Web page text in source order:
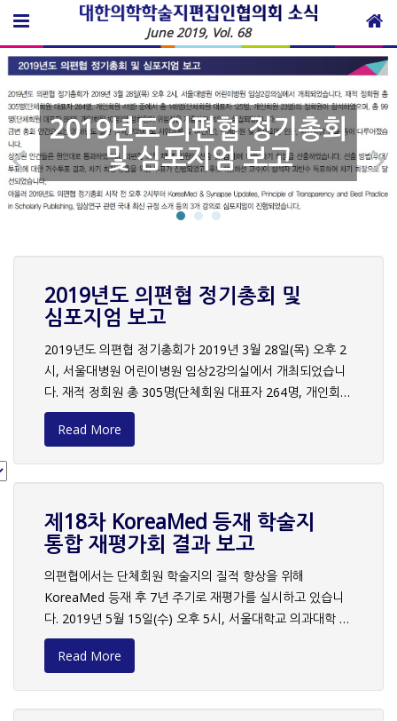
June 2019, Vol. 68
2019년도 의편협 정기총회
및 심포지엄 보고
P
r
o
2019년도 의편협 정기총회 및
심포지엄 보고
2019년도 의편협 정기총회가 2019년 3월 28일(목) 오후 2
시, 서울대병원 어린이병원 임상2강의실에서 개최되었습니
다. 재적 정회원 총 305명(단체회원 대표자 264명, 개인회원
41명) 중에서 총 148명(단체회원 대표자 125명, 개인회원
23명)의 정회원이 참석하였으며, 총 99명(단체회원 대표자
원 인준, 차기회장 선출 등이 다루어졌습니다. 상정된 안건들
은 원안대로 통과하였으며, 의편협 회칙 제9조(임원의 선출
대/투표)에 대한 거수투표 결과, 차기 회장 선출을 위한 투표
가 진행되었고, 후보 1번(허선 교수)이 참석자 과반수 득표하
여 차기 회장으로 당선되었습니다. 아울러 2019년도 의편협
정기총회 시작 전 오후 2시부터 KoreaMed & Synapse
Updates, Principle of Transparency and Best Practice
in Scholarly Publishing, 임상연구 관련 국내 최신 규정 소
개 등의 3개 강의로 심포지엄이 진행되었습니다.
Read More
제18차 KoreaMed 등재 학술지
통합 재평가회 결과 보고
의편협에서는 단체회원 학술지의 질적 향상을 위해
KoreaMed 등재 후 7년 주기로 재평가를 실시하고 있습니
다. 2019년 5월 15일(수) 오후 5시, 서울대학교 의과대학 융
합관 1층 GDR 5에서 열린 제18차 KoreaMed 등재 학술지
통합 재평가회에서는 총 6종(대한구강보건학회지, 대한조현
Read More